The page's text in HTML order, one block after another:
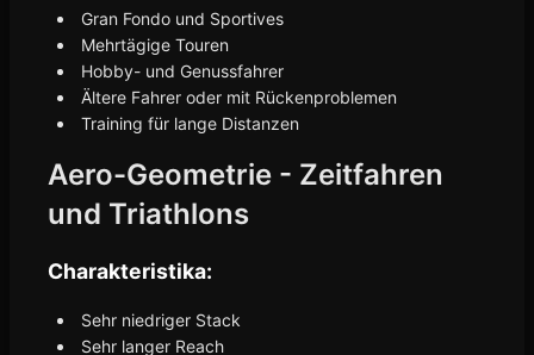
Gran Fondo und Sportives
Mehrtägige Touren
Hobby- und Genussfahrer
Ältere Fahrer oder mit Rückenproblemen
Training für lange Distanzen
Aero-Geometrie - Zeitfahren
und Triathlons
Charakteristika:
Sehr niedriger Stack
Sehr langer Reach